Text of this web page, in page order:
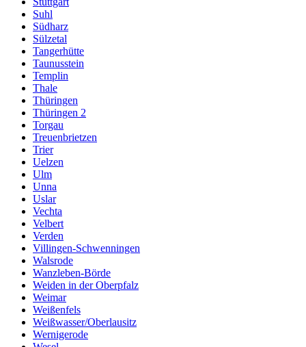
Suhl
Südharz
Sülzetal
Tangerhütte
Taunusstein
Templin
Thale
Thüringen
Thüringen 2
Torgau
Treuenbrietzen
Trier
Uelzen
Ulm
Unna
Uslar
Vechta
Velbert
Verden
Villingen-Schwenningen
Walsrode
Wanzleben-Börde
Weiden in der Oberpfalz
Weimar
Weißenfels
Weißwasser/Oberlausitz
Wernigerode